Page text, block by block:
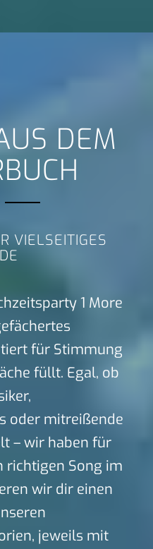
DEM
VIELSEITIGES
1 More
für Stimmung
füllt. Egal, ob
oder mitreißende
– wir haben für
richtigen Song im
wir dir einen
jeweils mit